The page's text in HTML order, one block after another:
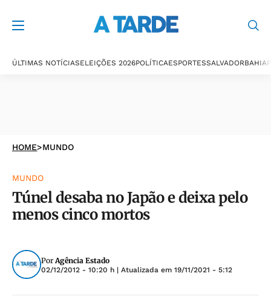
ÚLTIMAS NOTÍCIASELEIÇÕES 2026POLÍTICAESPORTESSALVADORBAHIA
HOME>MUNDO
MUNDO
Túnel desaba no Japão e deixa pelo
menos cinco mortos
PorAgência Estado
02/12/2012 - 10:20 h | Atualizada em 19/11/2021 - 5:12